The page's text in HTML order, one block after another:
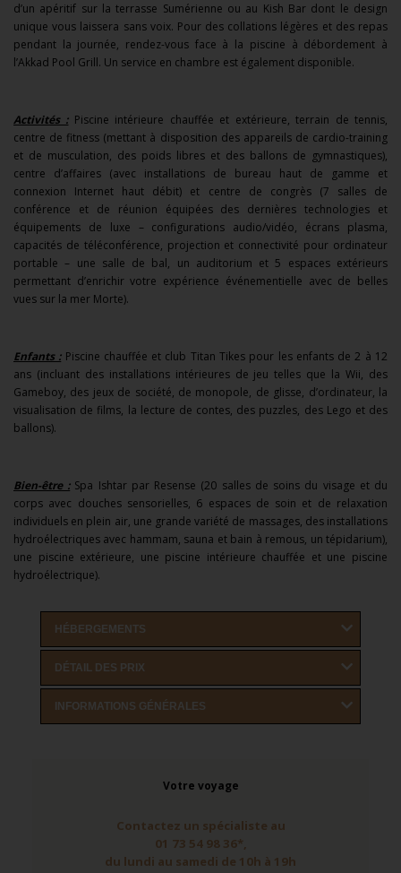
d’un apéritif sur la terrasse Sumérienne ou au Kish Bar dont le design
unique vous laissera sans voix. Pour des collations légères et des repas
pendant la journée, rendez-vous face à la piscine à débordement à
l’Akkad Pool Grill. Un service en chambre est également disponible.
Activités :Piscine intérieure chauffée et extérieure, terrain de tennis,
centre de fitness (mettant à disposition des appareils de cardio-training
et de musculation, des poids libres et des ballons de gymnastiques),
centre d’affaires (avec installations de bureau haut de gamme et
connexion Internet haut débit) et centre de congrès (7 salles de
conférence et de réunion équipées des dernières technologies et
équipements de luxe – configurations audio/vidéo, écrans plasma,
capacités de téléconférence, projection et connectivité pour ordinateur
portable – une salle de bal, un auditorium et 5 espaces extérieurs
permettant d’enrichir votre expérience événementielle avec de belles
vues sur la mer Morte).
Enfants :Piscine chauffée et club Titan Tikes pour les enfants de 2 à 12
ans (incluant des installations intérieures de jeu telles que la Wii, des
Gameboy, des jeux de société, de monopole, de glisse, d’ordinateur, la
visualisation de films, la lecture de contes, des puzzles, des Lego et des
ballons).
Bien-être :Spa Ishtar par Resense (20 salles de soins du visage et du
corps avec douches sensorielles, 6 espaces de soin et de relaxation
individuels en plein air, une grande variété de massages, des installations
hydroélectriques avec hammam, sauna et bain à remous, un tépidarium),
une piscine extérieure, une piscine intérieure chauffée et une piscine
hydroélectrique).
HÉBERGEMENTS
DÉTAIL DES PRIX
INFORMATIONS GÉNÉRALES
Votre voyage
Contactez un spécialiste au
01 73 54 98 36*,
du lundi au samedi de 10h à 19h